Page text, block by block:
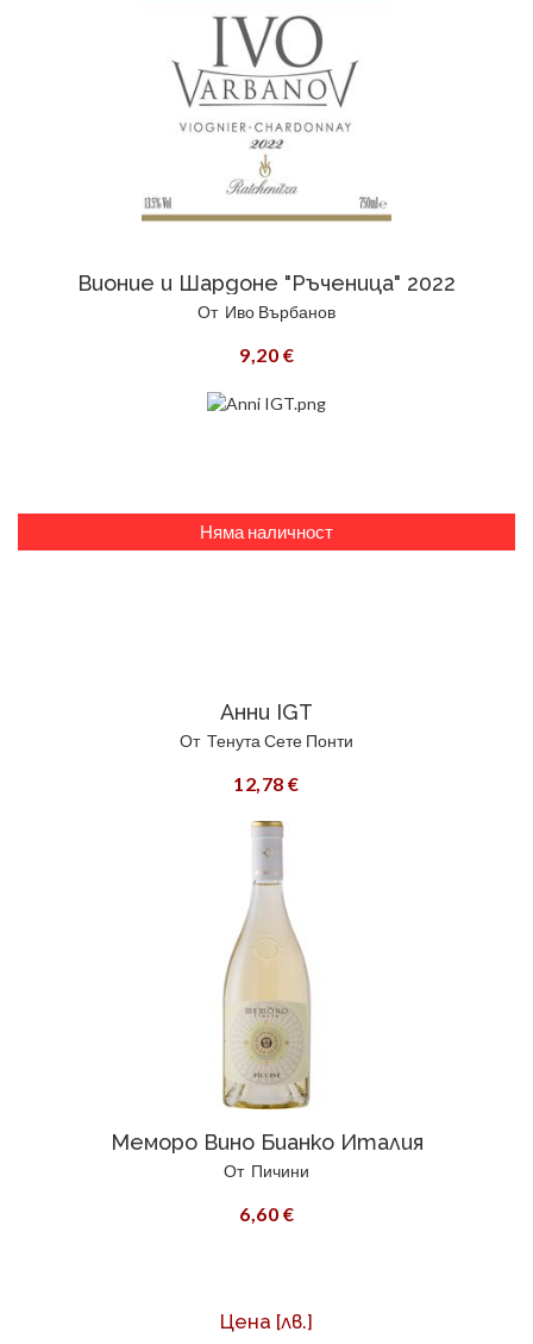
Вионие и Шардоне "Ръченица" 2022
От Иво Върбанов
9,20 €
Анни IGT
От Тенута Сете Понти
12,78 €
Няма наличност
Меморо Вино Бианко Италия
От Пичини
6,60 €
Цена [лв.]